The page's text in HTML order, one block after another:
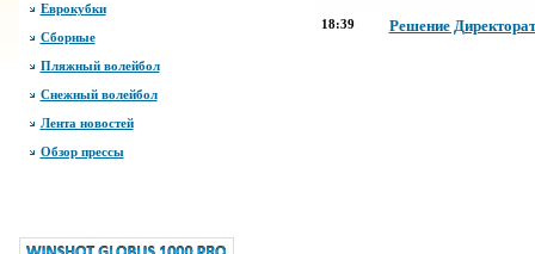
Еврокубки
Сборные
Пляжный волейбол
Снежный волейбол
Лента новостей
Обзор прессы
18:39 Решение